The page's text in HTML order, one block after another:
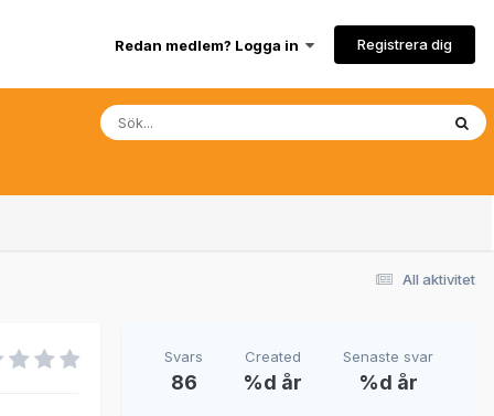
Redan medlem? Logga in Registrera dig
All aktivitet
Svars
86
Created
%d år
Senaste svar
%d år